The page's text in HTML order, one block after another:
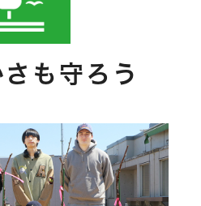
も守ろう